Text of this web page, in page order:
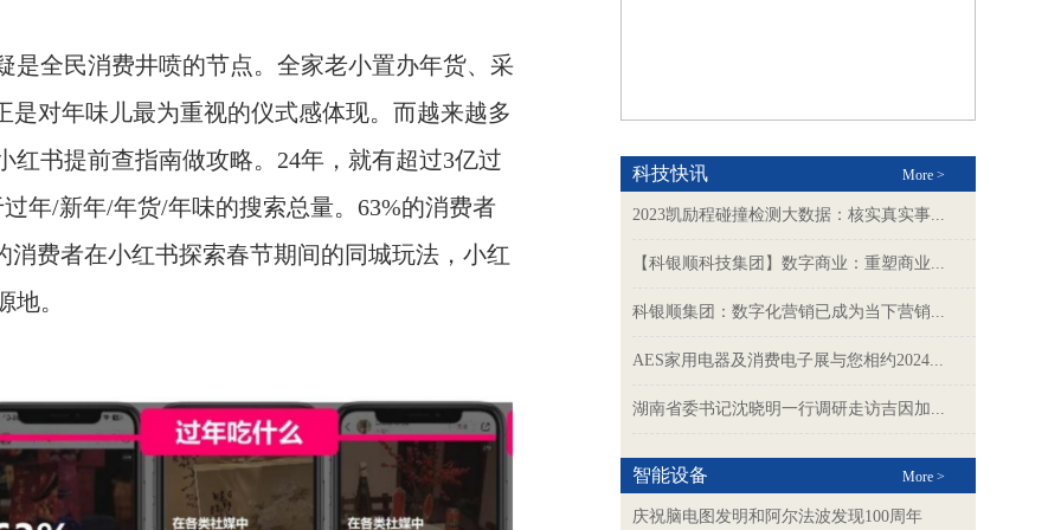
是全民消费井喷的节点。全家老小置办年货、采
是对年味儿最为重视的仪式感体现。而越来越多
书提前查指南做攻略。24年，就有超过3亿过
年/新年/年货/年味的搜索总量。63%的消费者
费者在小红书探索春节期间的同城玩法，小红
。
科技快讯 More >
2023凯励程碰撞检测大数据：核实真实事...
【科银顺科技集团】数字商业：重塑商业...
科银顺集团：数字化营销已成为当下营销...
AES家用电器及消费电子展与您相约2024...
湖南省委书记沈晓明一行调研走访吉因加...
智能设备 More >
庆祝脑电图发明和阿尔法波发现100周年